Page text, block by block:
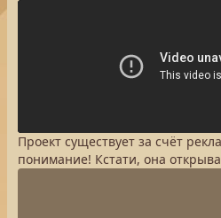
Проект существует за счёт
понимание! Кстати, она